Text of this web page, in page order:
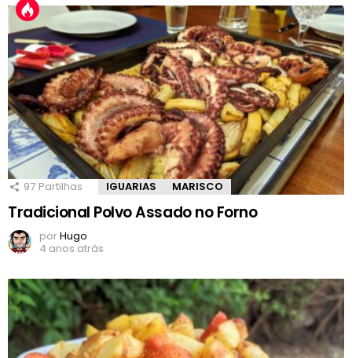
97 Partilhas IGUARIAS MARISCO
Tradicional Polvo Assado no Forno
porHugo
4 anos atrás